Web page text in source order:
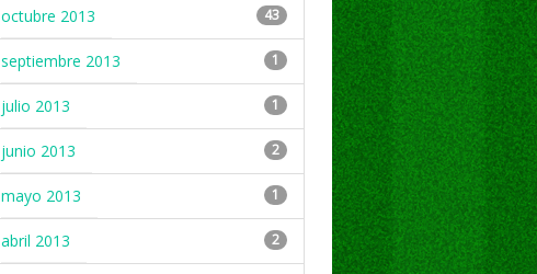
octubre 2013 43
septiembre 2013 1
julio 2013 1
junio 2013 2
mayo 2013 1
abril 2013 2